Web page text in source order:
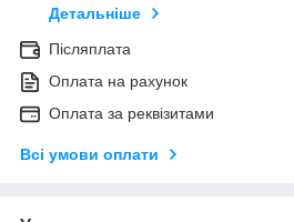
Детальніше
Післяплата
Оплата на рахунок
Оплата за реквізитами
Всі умови оплати